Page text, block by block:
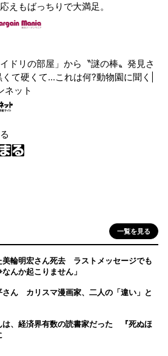
えもばっちりで大満足。
イドリの部屋」から〝謎の棒〟発見さ
て硬くて...これは何?動物園に聞く|
ネット
一覧を見る
美輪明宏さん死去 ラストメッセージでも
んか起こりません」
さん カリスマ漫画家、二人の「違い」と
は、経済界有数の読書家だった 『死ぬほ